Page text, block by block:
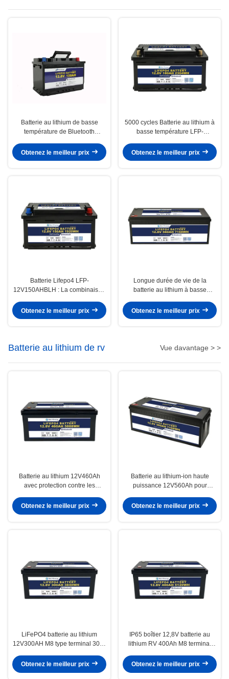
température
Batterie au lithium de basse
température de Bluetooth
100AH rechargeable
Obtenez le meilleur prix
5000 cycles Batterie au lithium à
basse température LFP-
une alimentation à longue durée
de vie
Obtenez le meilleur prix
Batterie Lifepo4 LFP-
12V150AHBLH : La combinaison
portabilité
Obtenez le meilleur prix
Longue durée de vie de la
batterie au lithium à basse
en courant de décharge de 100A
avec 5000 cycles
Obtenez le meilleur prix
Batterie au lithium de rv Vue davantage > >
Batterie au lithium 12V460Ah
avec protection contre les
Obtenez le meilleur prix
Batterie au lithium-ion haute
puissance 12V560Ah pour
Obtenez le meilleur prix
LiFePO4 batterie au lithium
12V300AH M8 type terminal 30kg
surtension
Obtenez le meilleur prix
IP65 boîtier 12,8V batterie au
lithium RV 400Ah M8 terminal
Obtenez le meilleur prix